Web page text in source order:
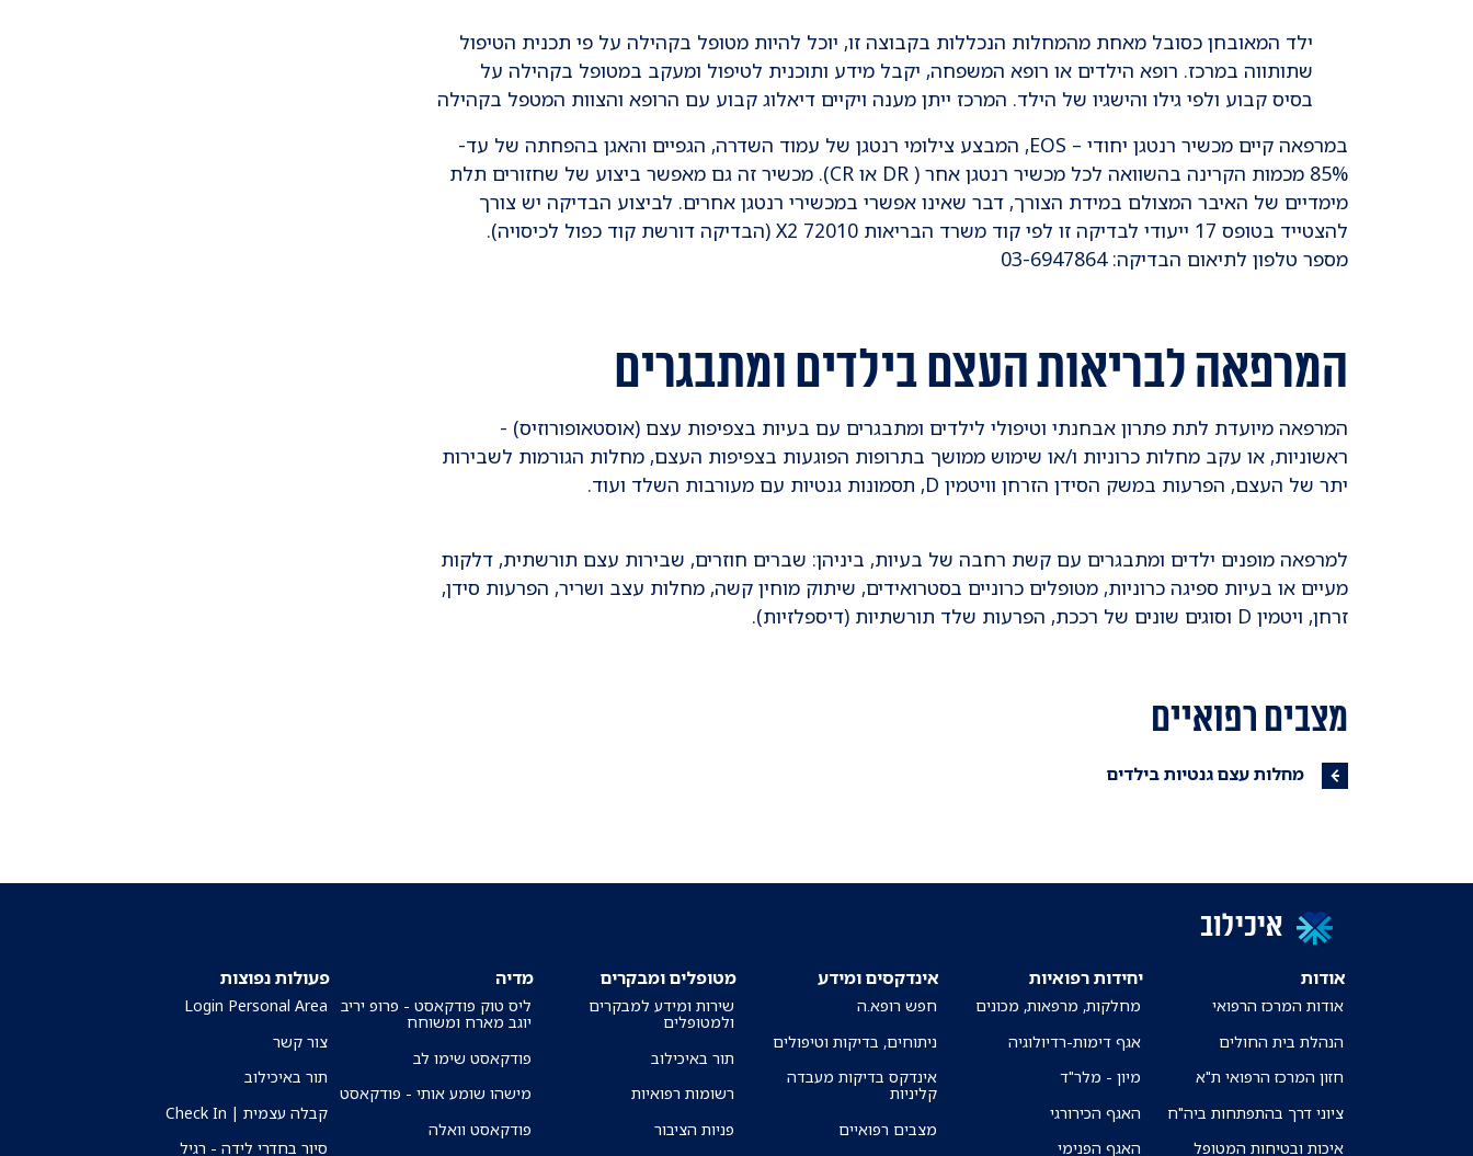
ילד המאובחן כסובל מאחת מהמחלות הנכללות בקבוצה זו, יוכל להיות מטופל בקהילה על פי תכנית הטיפול
שתותווה במרכז. רופא הילדים או רופא המשפחה, יקבל מידע ותוכנית לטיפול ומעקב במטופל בקהילה על
בסיס קבוע ולפי גילו והישגיו של הילד. המרכז ייתן מענה ויקיים דיאלוג קבוע עם הרופא והצוות המטפל בקהילה
במרפאה קיים מכשיר רנטגן יחודי – EOS, המבצע צילומי רנטגן של עמוד השדרה, הגפיים והאגן בהפחתה של עד-
85% מכמות הקרינה בהשוואה לכל מכשיר רנטגן אחר ( DR או CR). מכשיר זה גם מאפשר ביצוע של שחזורים תלת
מימדיים של האיבר המצולם במידת הצורך, דבר שאינו אפשרי במכשירי רנטגן אחרים. לביצוע הבדיקה יש צורך
להצטייד בטופס 17 ייעודי לבדיקה זו לפי קוד משרד הבריאות 72010 X2 (הבדיקה דורשת קוד כפול לכיסויה).
מספר טלפון לתיאום הבדיקה: 03-6947864
המרפאה לבריאות העצם בילדים ומתבגרים
​המרפאה מיועדת לתת פתרון אבחנתי וטיפולי לילדים ומתבגרים עם בעיות בצפיפות עצם (אוסטאופורוזיס) -
ראשוניות, או עקב מחלות כרוניות ו/או שימוש ממושך בתרופות הפוגעות בצפיפות העצם, מחלות הגורמות לשבירות
יתר של העצם, הפרעות במשק הסידן הזרחן וויטמין D, תסמונות גנטיות עם מעורבות השלד ועוד.
למרפאה מופנים ילדים ומתבגרים עם קשת רחבה של בעיות, ביניהן: שברים חוזרים, שבירות עצם תורשתית, דלקות
מעיים או בעיות ספיגה כרוניות, מטופלים כרוניים בסטרואידים, שיתוק מוחין קשה, מחלות עצב ושריר, הפרעות סידן,
זרחן, ויטמין D וסוגים שונים של רככת, הפרעות שלד תורשתיות (דיספלזיות).
מצבים רפואיים
מחלות עצם גנטיות בילדים
איכילוב
אודות
אודות המרכז הרפואי
הנהלת בית החולים
חזון המרכז הרפואי ת"א
ציוני דרך בהתפתחות ביה"ח
איכות ובטיחות המטופל
יחידות רפואיות
מחלקות, מרפאות, מכונים
אגף דימות-רדיולוגיה
מיון - מלר"ד
האגף הכירורגי
האגף הפנימי
אינדקסים ומידע
חפש רופא.ה
ניתוחים, בדיקות וטיפולים
אינדקס בדיקות מעבדה
קליניות
מצבים רפואיים
מטופלים ומבקרים
שירות ומידע למבקרים
ולמטופלים
תור באיכילוב
רשומות רפואיות
פניות הציבור
מדיה
ליס טוק פודקאסט - פרופ יריב
יוגב מארח ומשוחח
פודקאסט שימו לב
מישהו שומע אותי - פודקאסט
פודקאסט וואלה
פעולות נפוצות
Login Personal Area
צור קשר
תור באיכילוב
קבלה עצמית | Check In
סיור בחדרי לידה - רגיל